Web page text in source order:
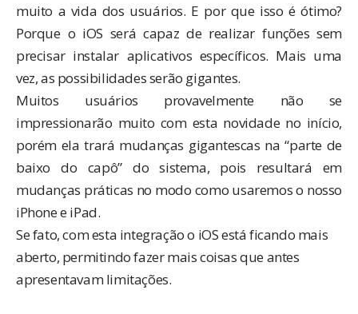
muito a vida dos usuários. E por que isso é ótimo?
Porque o iOS será capaz de realizar funções sem
precisar instalar aplicativos específicos. Mais uma
vez, as possibilidades serão gigantes.
Muitos usuários provavelmente não se
impressionarão muito com esta novidade no início,
porém ela trará mudanças gigantescas na “parte de
baixo do capô” do sistema, pois resultará em
mudanças práticas no modo como usaremos o nosso
iPhone e iPad.
Se fato, com esta integração o iOS está ficando mais
aberto, permitindo fazer mais coisas que antes
apresentavam limitações.